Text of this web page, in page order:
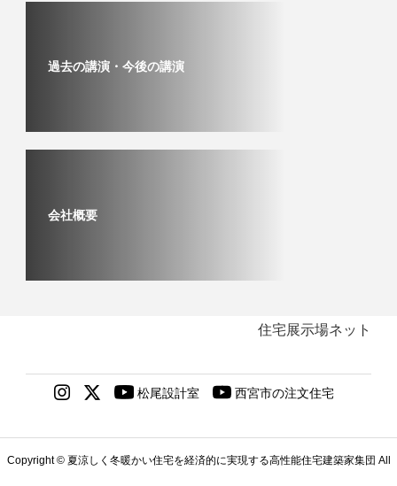
過去の講演・今後の講演
会社概要
住宅展示場ネット
Copyright © 夏涼しく冬暖かい住宅を経済的に実現する高性能住宅建築家集団 All